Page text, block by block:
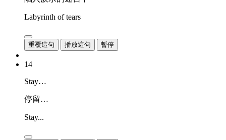
Labyrinth of tears
重覆這句 播放這句 暫停
14
Stay…
停留…
Stay...